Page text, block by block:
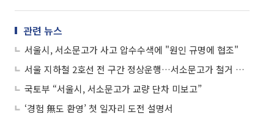
관련 뉴스
서울시, 서소문고가 사고 압수수색에 "원인 규명에 협조"
서울 지하철 2호선 전 구간 정상운행…서소문고가 철거 안전 점검 완료
국토부 “서울시, 서소문고가 교량 단차 미보고”
‘경험 無도 환영’ 첫 일자리 도전 설명서